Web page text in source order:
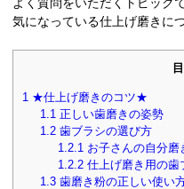
よく質問をいただくトピック
気になっている仕上げ磨きに
1 ★仕上げ磨きのコツ★
1.1 正しい歯磨きの姿勢
1.2歯ブラシの選び方
1.2.1 お子さんの自分
1.2.2仕上げ磨き用の歯
1.3歯磨き粉の正しい使い